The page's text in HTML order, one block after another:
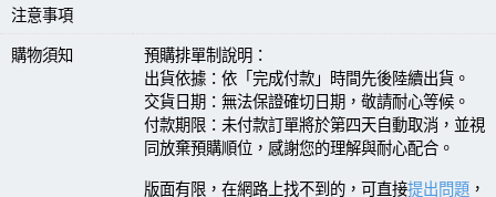
注意事項
購物須知
預購排單制說明：
出貨依據：依「完成付款」時間先後陸續出貨。
交貨日期：無法保證確切日期，敬請耐心等候。
付款期限：未付款訂單將於第四天自動取消，並視
同放棄預購順位，感謝您的理解與耐心配合。
版面有限，在網路上找不到的，可直接提出問題 ，